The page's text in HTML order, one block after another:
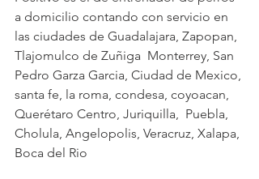
a domicilio contando con servicio en
las ciudades de Guadalajara, Zapopan,
Tlajomulco de Zuñiga  Monterrey, San
Pedro Garza Garcia, Ciudad de Mexico,
santa fe, la roma, condesa, coyoacan,
Querétaro Centro, Juriquilla,  Puebla,
Cholula, Angelopolis, Veracruz, Xalapa,
Boca del Rio